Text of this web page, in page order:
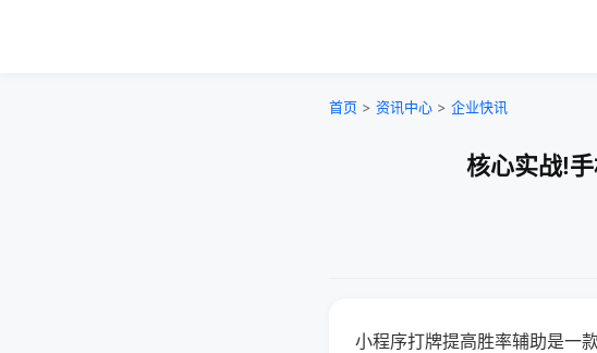
首页 > 资讯中心 > 企业快讯
核心实战!
小程序打牌提高胜率辅助是一